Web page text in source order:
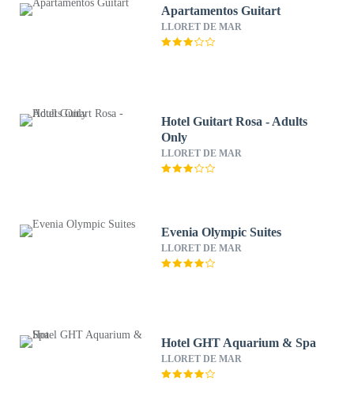
Apartamentos Guitart
LLORET DE MAR
Hotel Guitart Rosa - Adults
Only
LLORET DE MAR
Evenia Olympic Suites
LLORET DE MAR
Hotel GHT Aquarium & Spa
LLORET DE MAR